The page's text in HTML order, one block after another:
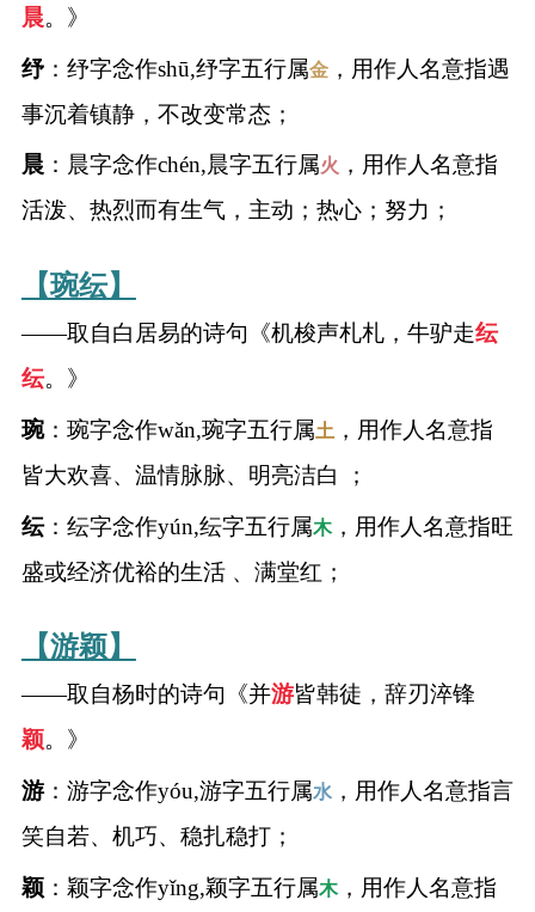
男孩名字打分
生
名
蛇年起名
龙年起名
兔年起名
虎年起名
取
字
典
晨。》
纾：纾字念作shū,纾字五行属金，用作人名意指遇
事沉着镇静，不改变常态；
晨 ：晨字念作chén,晨字五行属火 ，用作人名意指
活泼、热烈而有生气，主动；热心；努力；
【琬纭】
——取自白居易的诗句《机梭声札札，牛驴走纭
纭。》
琬：琬字念作wǎn,琬字五行属土 ，用作人名意指
皆大欢喜、温情脉脉、明亮洁白 ；
纭：纭字念作yún,纭字五行属木，用作人名意指旺
盛或经济优裕的生活 、满堂红；
【游颖】
——取自杨时的诗句《并游皆韩徒，辞刃淬锋
颖。》
游：游字念作yóu,游字五行属水，用作人名意指言
笑自若、机巧、稳扎稳打；
颖：颖字念作yǐng,颖字五行属木，用作人名意指